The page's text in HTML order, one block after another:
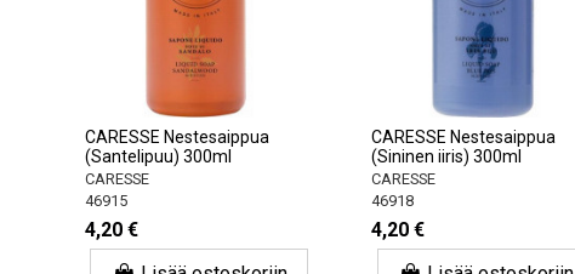
CARESSE Nestesaippua
(Santelipuu) 300ml
CARESSE
46915
4,20 €
CARESSE Nestesaippua
(Sininen iiris) 300ml
CARESSE
46918
4,20 €